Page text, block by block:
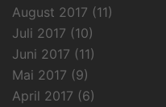
August 2017 (11)
Juli 2017 (10)
Juni 2017 (11)
Mai 2017 (9)
April 2017 (6)